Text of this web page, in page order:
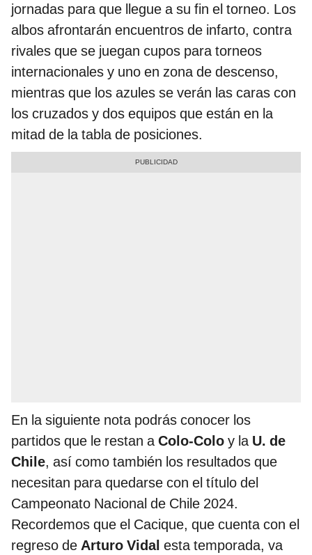
jornadas para que llegue a su fin el torneo. Los
albos afrontarán encuentros de infarto, contra
rivales que se juegan cupos para torneos
internacionales y uno en zona de descenso,
mientras que los azules se verán las caras con
los cruzados y dos equipos que están en la
mitad de la tabla de posiciones.
En la siguiente nota podrás conocer los
partidos que le restan aColo-Colo y la U. de
Chile, así como también los resultados que
necesitan para quedarse con el título del
Campeonato Nacional de Chile 2024.
Recordemos que el Cacique, que cuenta con el
regreso de Arturo Vidal esta temporada, va